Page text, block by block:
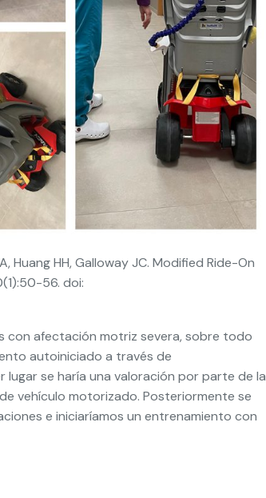
Huang HH, Galloway JC. Modified Ride-On
56. doi:
con afectación motriz severa, sobre todo
autoiniciado a través de
se haría una valoración por parte de la
vehículo motorizado. Posteriormente se
e iniciaríamos un entrenamiento con